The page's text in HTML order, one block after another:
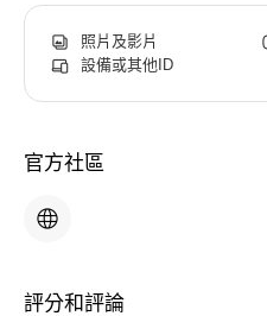
照片及影片
設備或其他ID
官方社區
評分和評論